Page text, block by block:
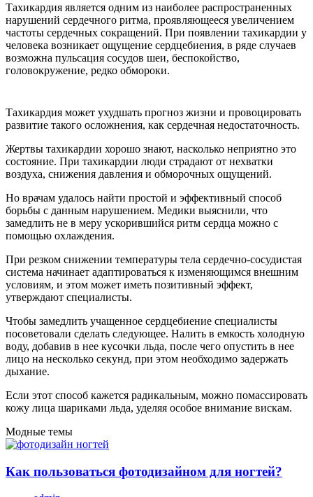
Тахикардия является одним из наиболее распространенных
нарушений сердечного ритма, проявляющееся увеличением
частоты сердечных сокращений. При появлении тахикардии у
человека возникает ощущение сердцебиения, в ряде случаев
возможна пульсация сосудов шеи, беспокойство,
головокружение, редко обмороки.
Тахикардия может ухудшать прогноз жизни и провоцировать
развитие такого осложнения, как сердечная недостаточность.
Жертвы тахикардии хорошо знают, насколько неприятно это
состояние. При тахикардии люди страдают от нехватки
воздуха, снижения давления и обморочных ощущений.
Но врачам удалось найти простой и эффективный способ
борьбы с данным нарушением. Медики выяснили, что
замедлить не в меру ускорившийся ритм сердца можно с
помощью охлаждения.
При резком снижении температуры тела сердечно-сосудистая
система начинает адаптироваться к изменяющимся внешним
условиям, и этом может иметь позитивный эффект,
утверждают специалисты.
Чтобы замедлить учащенное сердцебиение специалисты
посоветовали сделать следующее. Налить в емкость холодную
воду, добавив в нее кусочки льда, после чего опустить в нее
лицо на несколько секунд, при этом необходимо задержать
дыхание.
Если этот способ кажется радикальным, можно помассировать
кожу лица шариками льда, уделяя особое внимание вискам.
Модные темы
Как пользоваться фотодизайном для ногтей?